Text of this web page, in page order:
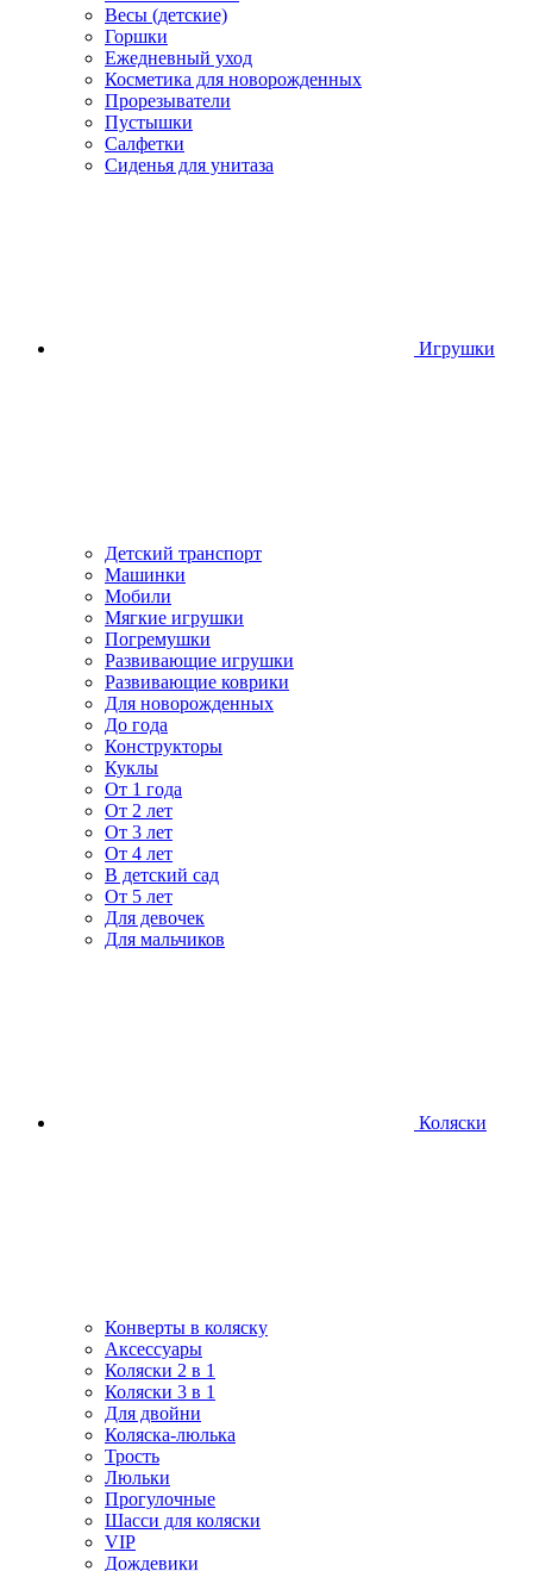
Весы (детские)
Горшки
Ежедневный уход
Косметика для новорожденных
Прорезыватели
Пустышки
Салфетки
Сиденья для унитаза
Игрушки
Детский транспорт
Машинки
Мобили
Мягкие игрушки
Погремушки
Развивающие игрушки
Развивающие коврики
Для новорожденных
До года
Конструкторы
Куклы
От 1 года
От 2 лет
От 3 лет
От 4 лет
В детский сад
От 5 лет
Для девочек
Для мальчиков
Коляски
Конверты в коляску
Аксессуары
Коляски 2 в 1
Коляски 3 в 1
Для двойни
Коляска-люлька
Трость
Люльки
Прогулочные
Шасси для коляски
VIP
Дождевики